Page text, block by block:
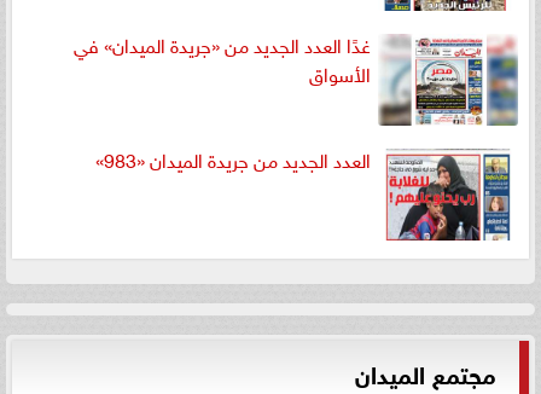
غدًا العدد الجديد من «جريدة الميدان» في
الأسواق
العدد الجديد من جريدة الميدان «983»
مجتمع الميدان